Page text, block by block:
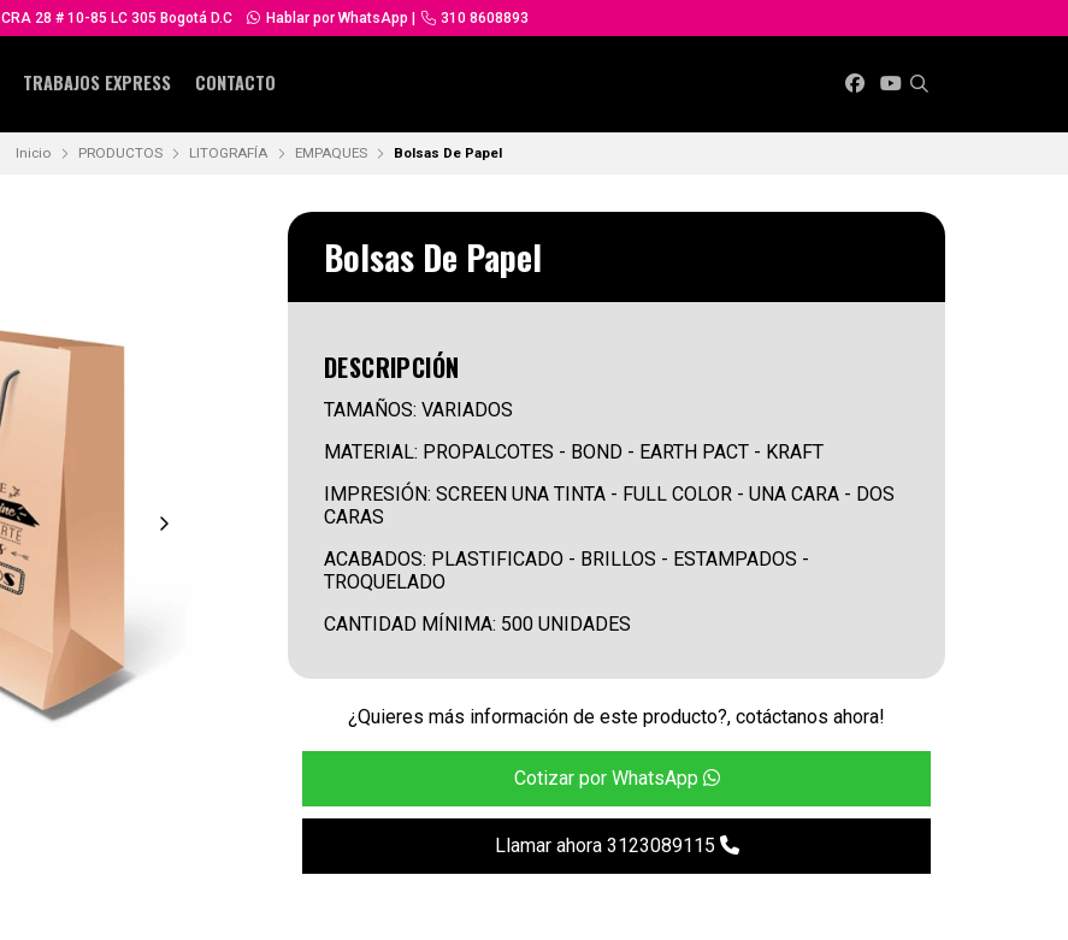
CRA 28 # 10-85 LC 305 Bogotá D.C Hablar por WhatsApp 310 8608893
TRABAJOS EXPRESS CONTACTO
Inicio PRODUCTOS LITOGRAFÍA EMPAQUES Bolsas De Papel
Bolsas De Papel
DESCRIPCIÓN
TAMAÑOS: VARIADOS
MATERIAL: PROPALCOTES - BOND - EARTH PACT - KRAFT
IMPRESIÓN: SCREEN UNA TINTA - FULL COLOR - UNA CARA - DOS
CARAS
ACABADOS: PLASTIFICADO - BRILLOS - ESTAMPADOS -
TROQUELADO
CANTIDAD MÍNIMA: 500 UNIDADES
¿Quieres más información de este producto?, cotáctanos ahora!
Cotizar por WhatsApp
Llamar ahora 3123089115